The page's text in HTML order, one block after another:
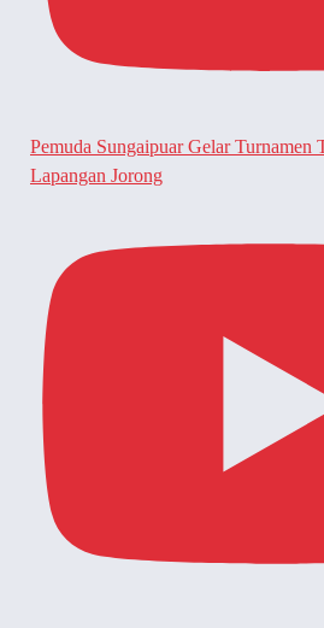
Pemuda Sungaipuar Gelar Turnamen
Lapangan Jorong